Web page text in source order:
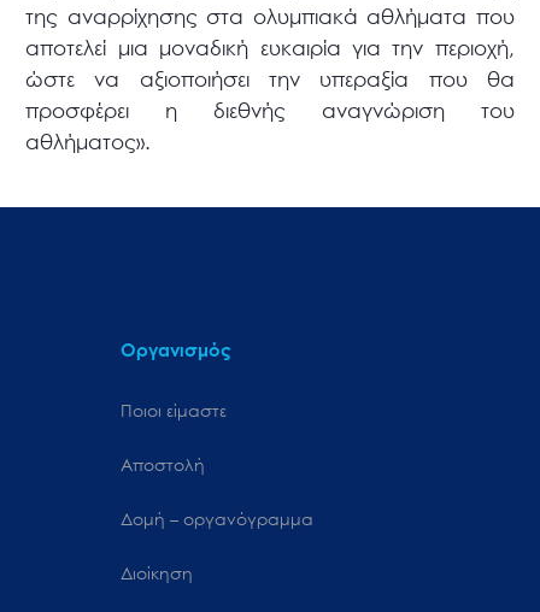
της αναρρίχησης στα ολυμπιακά αθλήματα που
αποτελεί μια μοναδική ευκαιρία για την περιοχή,
ώστε να αξιοποιήσει την υπεραξία που θα
προσφέρει η διεθνής αναγνώριση του
αθλήματος».
Οργανισμός
Ποιοι είμαστε
Αποστολή
Δομή – οργανόγραμμα
Διοίκηση